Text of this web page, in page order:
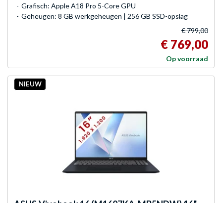
Grafisch: Apple A18 Pro 5-Core GPU
Geheugen: 8 GB werkgeheugen | 256 GB SSD-opslag
€ 799,00
€ 769,00
Op voorraad
NIEUW